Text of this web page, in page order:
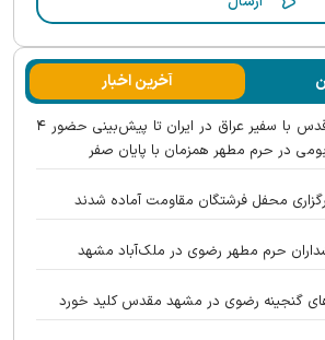
آخرین اخبار
از دیدار تولیت آستان قدس با سفیر عراق در ایران تا پیش‌بینی حضور ۴
در حرم مطهر همزمان با پایان صفر
حرم مطهر رضوی در ملک‌آباد مشهد
گنجینه رضوی در مشهد مقدس کلید خورد